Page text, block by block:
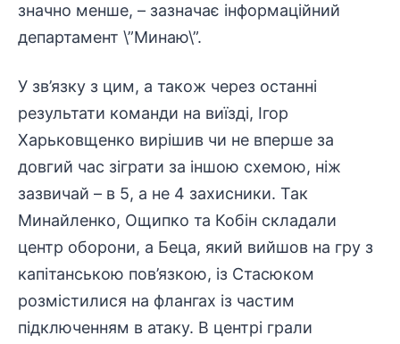
значно менше, – зазначає інформаційний
департамент \”Минаю\”.
У зв’язку з цим, а також через останні
результати команди на виїзді, Ігор
Харьковщенко вирішив чи не вперше за
довгий час зіграти за іншою схемою, ніж
зазвичай – в 5, а не 4 захисники. Так
Минайленко, Ощипко та Кобін складали
центр оборони, а Беца, який вийшов на гру з
капітанською пов’язкою, із Стасюком
розмістилися на флангах із частим
підключенням в атаку. В центрі грали